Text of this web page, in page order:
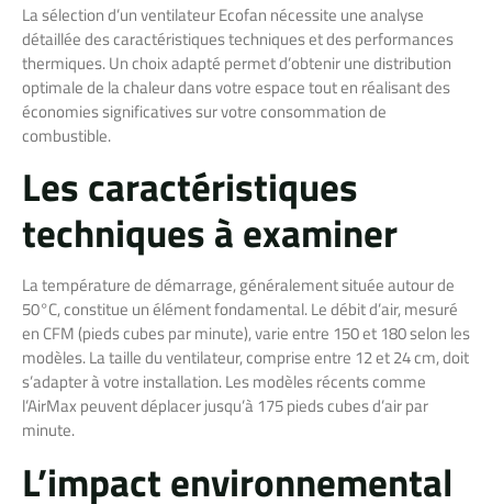
La sélection d’un ventilateur Ecofan nécessite une analyse
détaillée des caractéristiques techniques et des performances
thermiques. Un choix adapté permet d’obtenir une distribution
optimale de la chaleur dans votre espace tout en réalisant des
économies significatives sur votre consommation de
combustible.
Les caractéristiques
techniques à examiner
La température de démarrage, généralement située autour de
50°C, constitue un élément fondamental. Le débit d’air, mesuré
en CFM (pieds cubes par minute), varie entre 150 et 180 selon les
modèles. La taille du ventilateur, comprise entre 12 et 24 cm, doit
s’adapter à votre installation. Les modèles récents comme
l’AirMax peuvent déplacer jusqu’à 175 pieds cubes d’air par
minute.
L’impact environnemental